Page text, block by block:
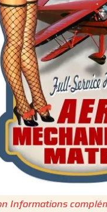
Informations